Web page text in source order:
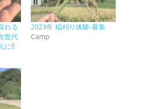
れる
世代
に⁉︎
2023年 稲刈り体験-募集
Camp